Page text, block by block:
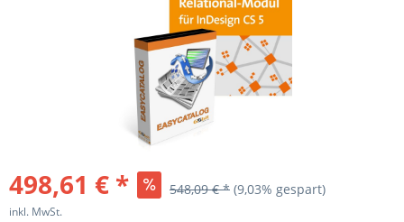
Session/PdoSessionHandler.php(296):
498,61 € * 548,09 € * (9,03% gespart)
inkl. MwSt.